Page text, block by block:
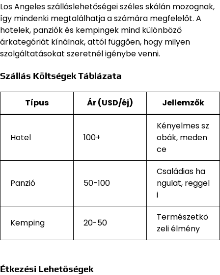
Los Angeles szálláslehetőségei széles skálán mozognak,
így mindenki megtalálhatja a számára megfelelőt. A
hotelek, panziók és kempingek mind különböző
árkategóriát kínálnak, attól függően, hogy milyen
szolgáltatásokat szeretnél igénybe venni.
Szállás Költségek Táblázata
Típus Ár (USD/éj) Jellemzők
Hotel 100+
Kényelmes sz
obák, meden
ce
Panzió 50-100
Családias ha
ngulat, reggel
i
Kemping 20-50
Természetkö
zeli élmény
Étkezési Lehetőségek